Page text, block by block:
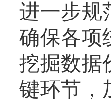
进一步规
确保各项
挖掘数据
键环节，